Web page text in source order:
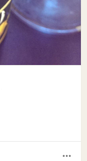
more_horiz